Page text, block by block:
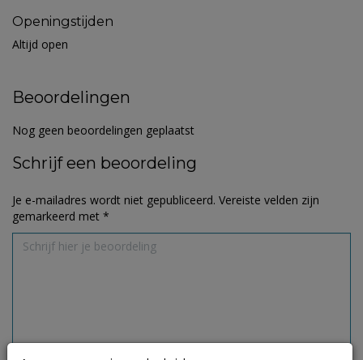
Openingstijden
Altijd open
Beoordelingen
Nog geen beoordelingen geplaatst
Schrijf een beoordeling
Je e-mailadres wordt niet gepubliceerd. Vereiste velden zijn
gemarkeerd met *